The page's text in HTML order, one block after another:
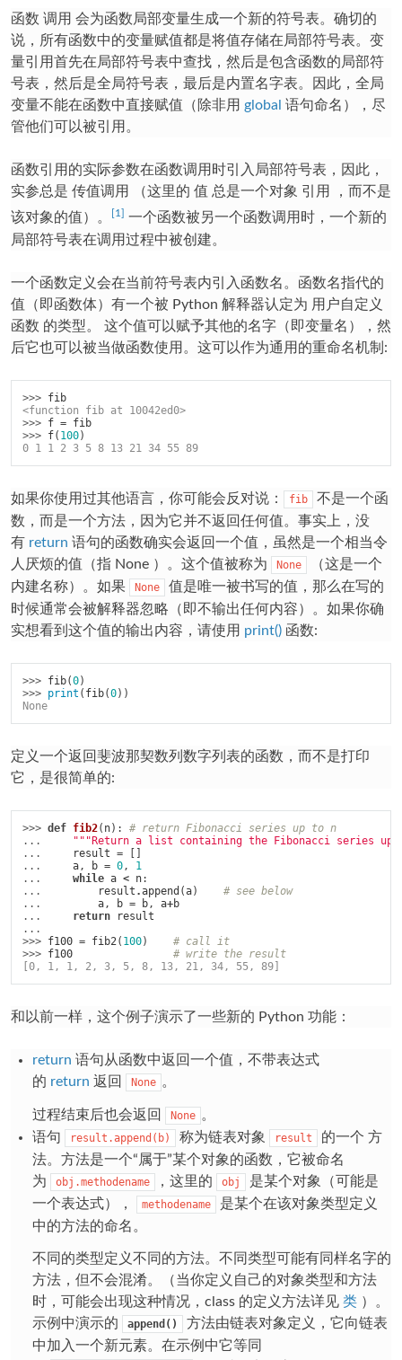
函数 调用 会为函数局部变量生成一个新的符号表。确切的
说，所有函数中的变量赋值都是将值存储在局部符号表。变
量引用首先在局部符号表中查找，然后是包含函数的局部符
号表，然后是全局符号表，最后是内置名字表。因此，全局
变量不能在函数中直接赋值（除非用 global 语句命名），尽
管他们可以被引用。
函数引用的实际参数在函数调用时引入局部符号表，因此，
实参总是 传值调用 （这里的 值 总是一个对象 引用 ，而不是
该对象的值）。
[1]
一个函数被另一个函数调用时，一个新的
局部符号表在调用过程中被创建。
一个函数定义会在当前符号表内引入函数名。函数名指代的
值（即函数体）有一个被 Python 解释器认定为 用户自定义
函数 的类型。 这个值可以赋予其他的名字（即变量名），然
后它也可以被当做函数使用。这可以作为通用的重命名机制:
>>> fib
<function fib at 10042ed0>
>>> f = fib
>>> f( 100)
0 1 1 2 3 5 8 13 21 34 55 89
如果你使用过其他语言，你可能会反对说： fib
不是一个函
数，而是一个方法，因为它并不返回任何值。事实上，没
有 return 语句的函数确实会返回一个值，虽然是一个相当令
人厌烦的值（指 None ）。这个值被称为
None
（这是一个
内建名称）。如果
None
值是唯一被书写的值，那么在写的
时候通常会被解释器忽略（即不输出任何内容）。如果你确
实想看到这个值的输出内容，请使用 print()函数:
>>> fib(0)
>>> print ( fib(0))
None
定义一个返回斐波那契数列数字列表的函数，而不是打印
它，是很简单的:
>>> def fib2( n):
# return Fibonacci series up to n
...
"""Return a list containing the Fibonacci series
...
result =
...
a, b = 0,
1
...
while a < n:
...
result .append (a)
# see below
...
a, b = b, a+b
...
return
result
...
>>> f100 = fib2( 100)
# call it
>>> f100
# write the result
[0, 1, 1, 2, 3, 5, 8, 13, 21, 34, 55, 89]
和以前一样，这个例子演示了一些新的 Python 功能：
return 语句从函数中返回一个值，不带表达式
的 return 返回 None 。
过程结束后也会返回 None 。
语句
result.append(b) 称为链表对象 result 的一个 方
法。方法是一个“属于”某个对象的函数，它被命名
为
obj.methodename ，这里的 obj
是某个对象（可能是
一个表达式），
methodename
是某个在该对象类型定义
中的方法的命名。
不同的类型定义不同的方法。不同类型可能有同样名字的
方法，但不会混淆。（当你定义自己的对象类型和方法
时，可能会出现这种情况， class的定义方法详见 类）。
示例中演示的
append()
方法由链表对象定义，它向链表
中加入一个新元素。在示例中它等同